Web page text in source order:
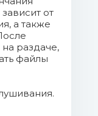
от
а также
раздаче,
файлы